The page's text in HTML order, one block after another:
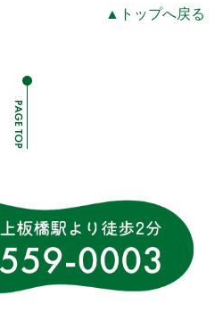
▲トップへ戻る